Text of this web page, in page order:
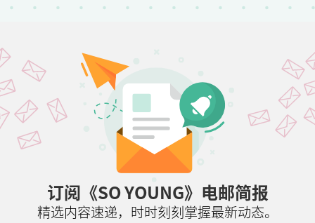
订阅《SO YOUNG》电邮简报
精选内容速递，时时刻刻掌握最新动态。